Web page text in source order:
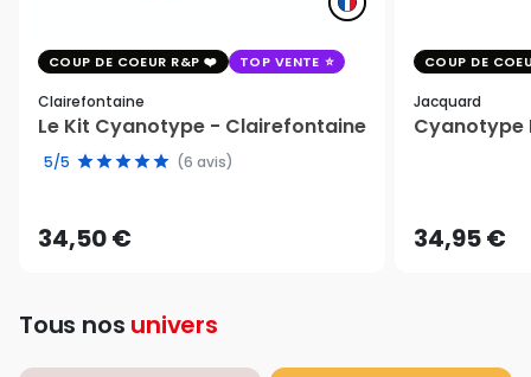
COUP DE COEUR R&P TOP VENTE
Clairefontaine
Le Kit Cyanotype - Clairefontaine
5/5 (6 avis)
34,50 €
COUP DE
Jacquard
Cyanotype
34,95 €
Tous nos univers